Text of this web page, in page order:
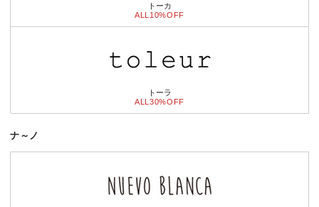
トーカ
ALL10%OFF
トーラ
ALL30%OFF
ナ～ノ